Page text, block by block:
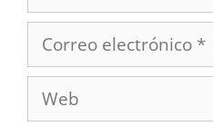
Correo
electrónico
Web